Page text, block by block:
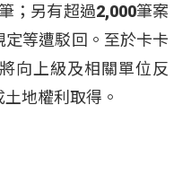
；另有超過2,000筆案
等遭駁回。至於卡卡
向上級及相關單位反
地權利取得。